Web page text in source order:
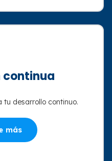
continua
desarrollo continuo.
más